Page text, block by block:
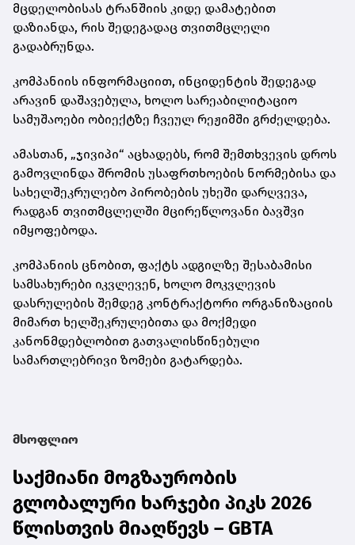
მცდელობისას ტრანშიის კიდე დამატებით
დაზიანდა, რის შედეგადაც თვითმცლელი
გადაბრუნდა.
კომპანიის ინფორმაციით, ინციდენტის შედეგად
არავინ დაშავებულა, ხოლო სარეაბილიტაციო
სამუშაოები ობიექტზე ჩვეულ რეჟიმში გრძელდება.
ამასთან, „ჯივიპი“ აცხადებს, რომ შემთხვევის დროს
გამოვლინდა შრომის უსაფრთხოების ნორმებისა და
სახელშეკრულებო პირობების უხეში დარღვევა,
რადგან თვითმცლელში მცირეწლოვანი ბავშვი
იმყოფებოდა.
კომპანიის ცნობით, ფაქტს ადგილზე შესაბამისი
სამსახურები იკვლევენ, ხოლო მოკვლევის
დასრულების შემდეგ კონტრაქტორი ორგანიზაციის
მიმართ ხელშეკრულებითა და მოქმედი
კანონმდებლობით გათვალისწინებული
სამართლებრივი ზომები გატარდება.
მსოფლიო
საქმიანი მოგზაურობის
გლობალური ხარჯები პიკს 2026
წლისთვის მიაღწევს – GBTA